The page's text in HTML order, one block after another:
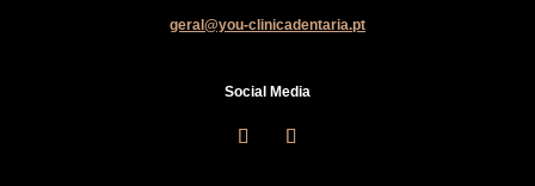
geral@you-clinicadentaria.pt
Social Media